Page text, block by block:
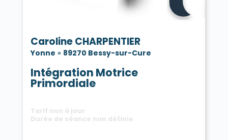
Caroline CHARPENTIER
Yonne » 89270 Bessy-sur-Cure
Intégration Motrice
Primordiale
Tarif non à jour
Durée de séance non définie